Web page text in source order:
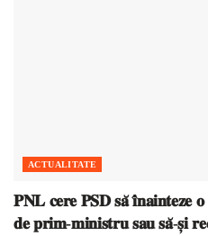
ACTUALITATE
𝐏𝐍𝐋 𝐜𝐞𝐫𝐞 𝐏𝐒𝐃 𝐬𝐚̆ 𝐢̂𝐧𝐚𝐢𝐧𝐭𝐞𝐳𝐞 𝐨
𝐝𝐞 𝐩𝐫𝐢𝐦-𝐦𝐢𝐧𝐢𝐬𝐭𝐫𝐮 𝐬𝐚𝐮 𝐬𝐚̆-𝐬̦𝐢